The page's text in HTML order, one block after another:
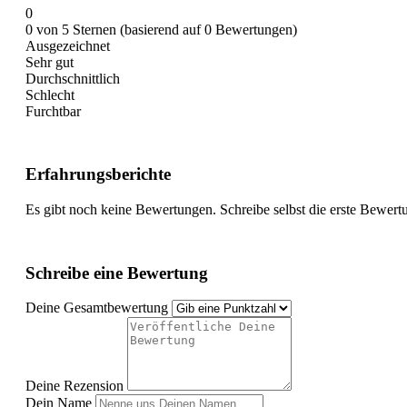
0
0 von 5 Sternen (basierend auf 0 Bewertungen)
Ausgezeichnet
Sehr gut
Durchschnittlich
Schlecht
Furchtbar
Erfahrungsberichte
Es gibt noch keine Bewertungen. Schreibe selbst die erste
Schreibe eine Bewertung
Deine Gesamtbewertung
Deine Rezension
Dein Name